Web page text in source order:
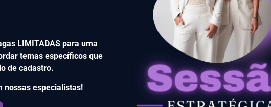
LIMITADAS para uma
temas específicos que
de cadastro.
nossas especialistas!